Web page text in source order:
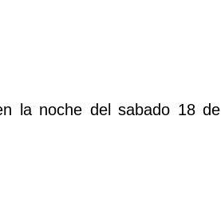
la noche del sabado 18 de